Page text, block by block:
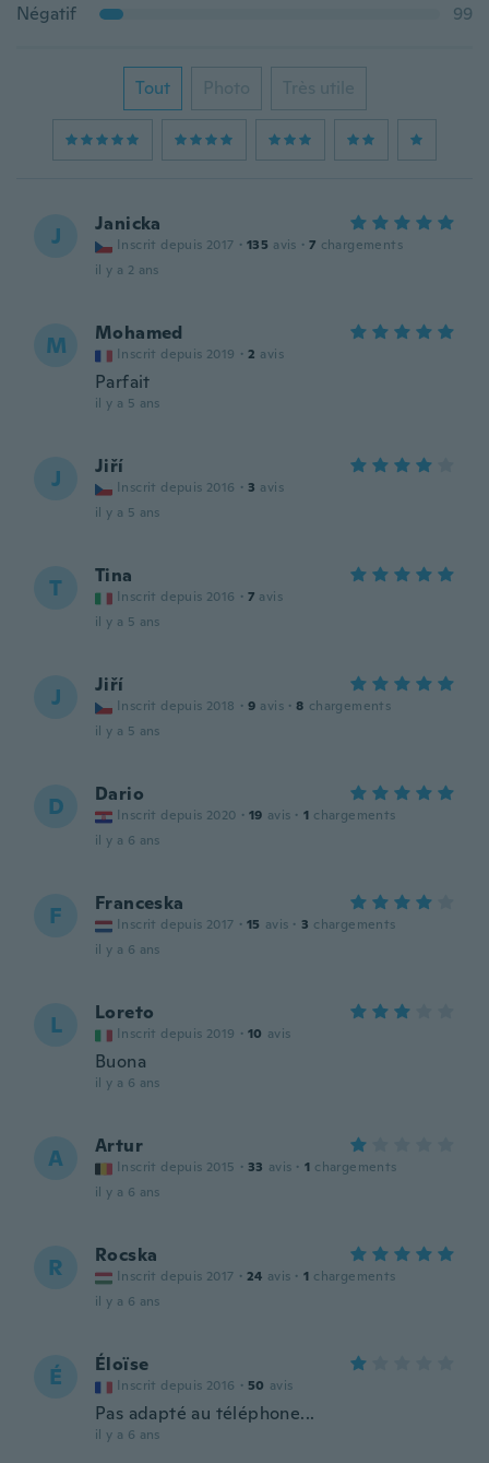
Négatif
99
Tout Photo Très utile
J Janicka
Inscrit depuis 2017 · 135 avis · 7 chargements
il y a 2 ans
M Mohamed
Inscrit depuis 2019 · 2 avis
Parfait
il y a 5 ans
J Jiří
Inscrit depuis 2016 · 3 avis
il y a 5 ans
T Tina
Inscrit depuis 2016 · 7 avis
il y a 5 ans
J Jiří
Inscrit depuis 2018 · 9 avis · 8 chargements
il y a 5 ans
D Dario
Inscrit depuis 2020 · 19 avis · 1 chargements
il y a 6 ans
F Franceska
Inscrit depuis 2017 · 15 avis · 3 chargements
il y a 6 ans
L Loreto
Inscrit depuis 2019 · 10 avis
Buona
il y a 6 ans
A Artur
Inscrit depuis 2015 · 33 avis · 1 chargements
il y a 6 ans
R Rocska
Inscrit depuis 2017 · 24 avis · 1 chargements
il y a 6 ans
É Éloïse
Inscrit depuis 2016 · 50 avis
Pas adapté au téléphone...
il y a 6 ans